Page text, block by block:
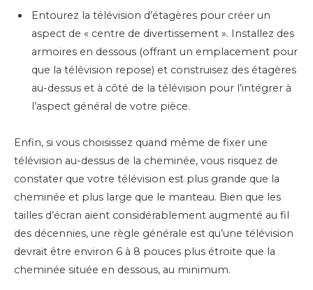
Entourez la télévision d’étagères pour créer un
aspect de « centre de divertissement ». Installez des
armoires en dessous (offrant un emplacement pour
que la télévision repose) et construisez des étagères
au-dessus et à côté de la télévision pour l’intégrer à
l’aspect général de votre pièce.
Enfin, si vous choisissez quand même de fixer une
télévision au-dessus de la cheminée, vous risquez de
constater que votre télévision est plus grande que la
cheminée et plus large que le manteau. Bien que les
tailles d’écran aient considérablement augmenté au fil
des décennies, une règle générale est qu’une télévision
devrait être environ 6 à 8 pouces plus étroite que la
cheminée située en dessous, au minimum.